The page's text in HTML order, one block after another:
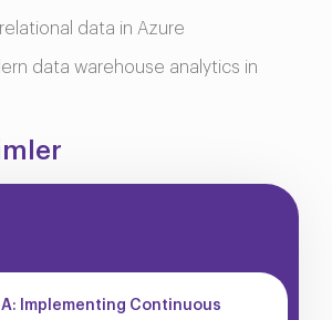
data in Azure
data warehouse analytics in
Implementing Continuous